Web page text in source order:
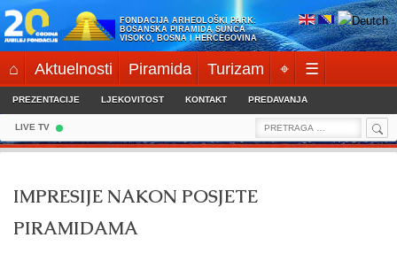
Skip
to
content
FONDACIJA ARHEOLOŠKI PARK:
BOSANSKA PIRAMIDA SUNCA
VISOKO, BOSNA I HERCEGOVINA
⌂ Aktuelnosti Piramida Turizam ⌖ ☰
PREZENTACIJE LJEKOVITOST KONTAKT PREDAVANJA
LIVE TV
Search
for:
IMPRESIJE NAKON POSJETE
PIRAMIDAMA